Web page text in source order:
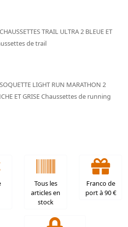
TRAIL ULTRA 2 BLEUE ET
de trail
LIGHT RUN MARATHON 2
ET GRISE Chaussettes de running
Tous les
articles en
stock
Franco de
port à 90 €